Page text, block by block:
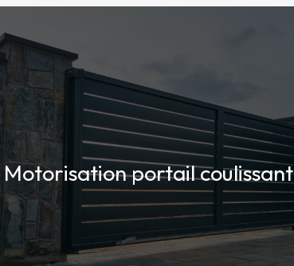
Motorisation portail coulissant